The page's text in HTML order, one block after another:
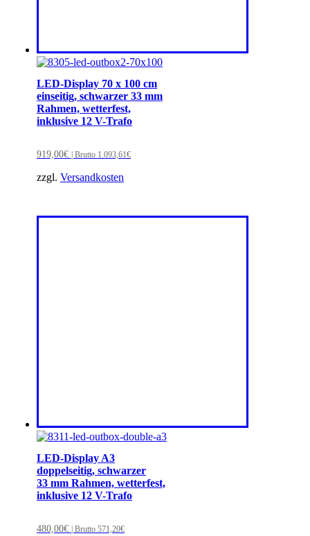
LED-Display 70 x 100 cm
einseitig, schwarzer 33 mm
Rahmen, wetterfest,
inklusive 12 V-Trafo
919,00€ | Brutto 1.093,61€
zzgl. Versandkosten
LED-Display A3
doppelseitig, schwarzer
33 mm Rahmen, wetterfest,
inklusive 12 V-Trafo
480,00€ | Brutto 571,20€